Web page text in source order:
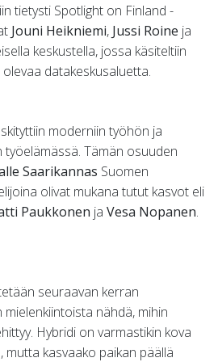
tietysti Spotlight on Finland -
Jouni Heikniemi, Jussi Roine ja
keskustella, jossa käsiteltiin
datakeskusaluetta.
moderniin työhön ja
Tämän osuuden
Saarikannas Suomen
olivat mukana tutut kasvot eli
Paukkonen ja Vesa Nopanen.
seuraavan kerran
nähdä, mihin
Hybridi on varmastikin kova
mutta kasvaako paikan päällä